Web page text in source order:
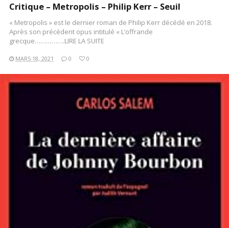
Critique – Metropolis – Philip Kerr – Seuil
« Metropolis » est le dernier roman de Philip Kerr décédé en 2018.
Après son précédent opus intitulé « L’offrande
grecque…………….LIRE LA SUITE
MARS 18, 2021 0 0